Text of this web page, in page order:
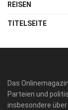
REISEN
TITELSEITE
Das
Parteien und
insbesondere